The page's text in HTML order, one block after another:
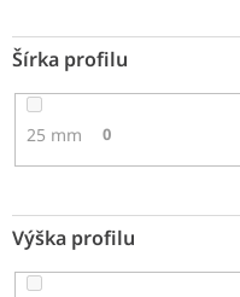
Šírka profilu
25 mm 0
Výška profilu